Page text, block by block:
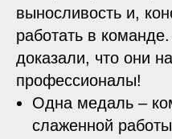
выносливость и,
работать в
доказали, что они
профессионалы!
Одна медаль –
слаженной